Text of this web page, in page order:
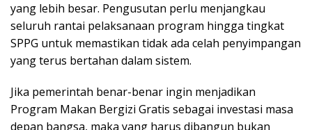
yang lebih besar. Pengusutan perlu menjangkau
seluruh rantai pelaksanaan program hingga tingkat
SPPG untuk memastikan tidak ada celah penyimpangan
yang terus bertahan dalam sistem.
Jika pemerintah benar-benar ingin menjadikan
Program Makan Bergizi Gratis sebagai investasi masa
depan bangsa, maka yang harus dibangun bukan